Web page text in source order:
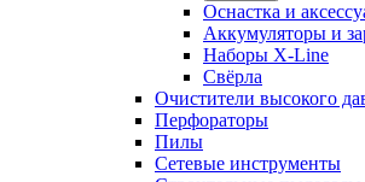
Оснастка и
Аккумуляторы и
Наборы X-Line
Свёрла
Очистители высокого
Перфораторы
Пилы
Сетевые инструменты